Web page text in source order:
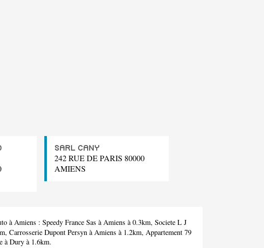
SARL CANY
242 RUE DE PARIS 80000
AMIENS
à Amiens : Speedy France Sas à Amiens à 0.3km, Societe L J
Carrosserie Dupont Persyn à Amiens à 1.2km, Appartement 79
à Dury à 1.6km.